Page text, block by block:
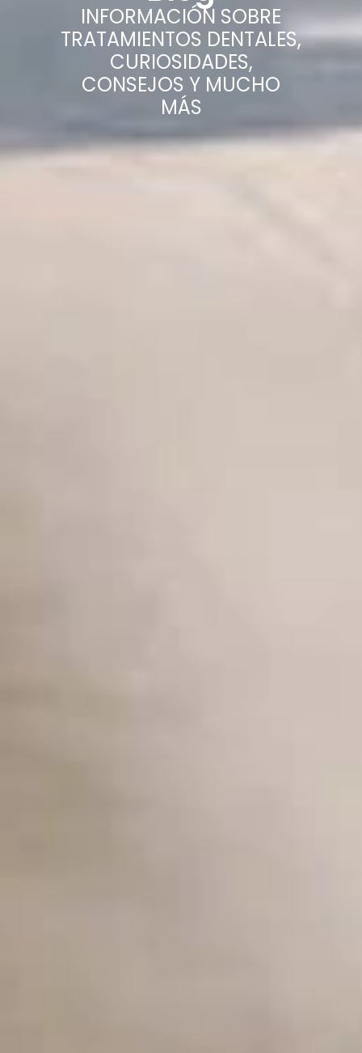
INFORMACIÓN SOBRE
TRATAMIENTOS DENTALES,
CURIOSIDADES,
CONSEJOS Y MUCHO
MÁS